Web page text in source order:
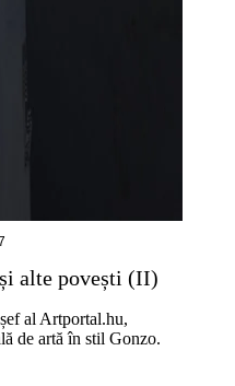
alte povești (II)
al Artportal.hu,
de artă în stil Gonzo.